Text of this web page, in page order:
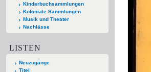
Kinderbuchsammlungen
Koloniale Sammlungen
Musik und Theater
Nachlässe
LISTEN
Neuzugänge
Titel